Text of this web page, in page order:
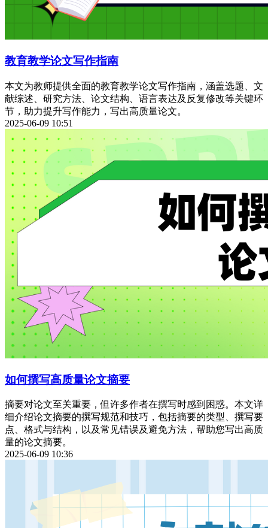
教育教学论文写作指南
本文为教师提供全面的教育教学论文写作指南，涵盖选题、文
献综述、研究方法、论文结构、语言表达及反复修改等关键环
节，助力提升写作能力，写出高质量论文。
2025-06-09 10:51
如何撰写高质量论文摘要
摘要对论文至关重要，但许多作者在撰写时感到困惑。本文详
细介绍论文摘要的撰写规范和技巧，包括摘要的类型、撰写要
点、格式与结构，以及常见错误及避免方法，帮助您写出高质
量的论文摘要。
2025-06-09 10:36